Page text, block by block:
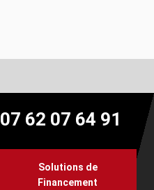
07 62 07 64 91
Solutions de
Financement